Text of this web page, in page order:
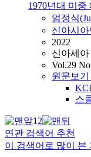
1970년대 미중
엄정식(
신아시
2022
신아세아
Vol.29
원문보기
KCI
스
12
연관 검색어 추천
이 검색어로 많이 본